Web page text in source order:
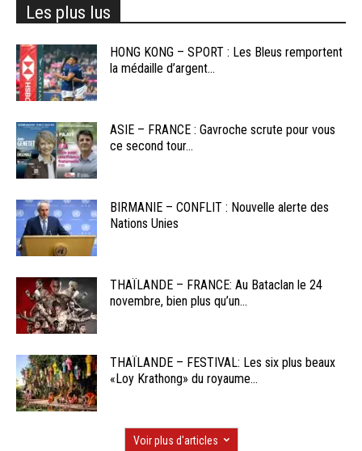
Les plus lus
HONG KONG – SPORT : Les Bleus remportent
la médaille d’argent...
ASIE – FRANCE : Gavroche scrute pour vous
ce second tour...
BIRMANIE – CONFLIT : Nouvelle alerte des
Nations Unies
THAÏLANDE – FRANCE: Au Bataclan le 24
novembre, bien plus qu’un...
THAÏLANDE – FESTIVAL: Les six plus beaux
«Loy Krathong» du royaume...
Voir plus d'articles